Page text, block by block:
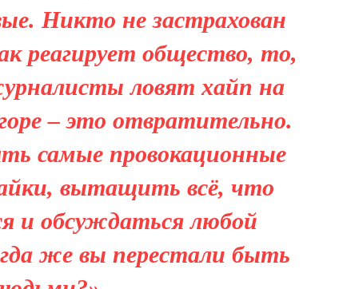
Никто не застрахован
реагирует общество, то,
ловят хайп на
– это отвратительно.
самые провокационные
вытащить всё, что
и обсуждаться любой
же вы перестали быть